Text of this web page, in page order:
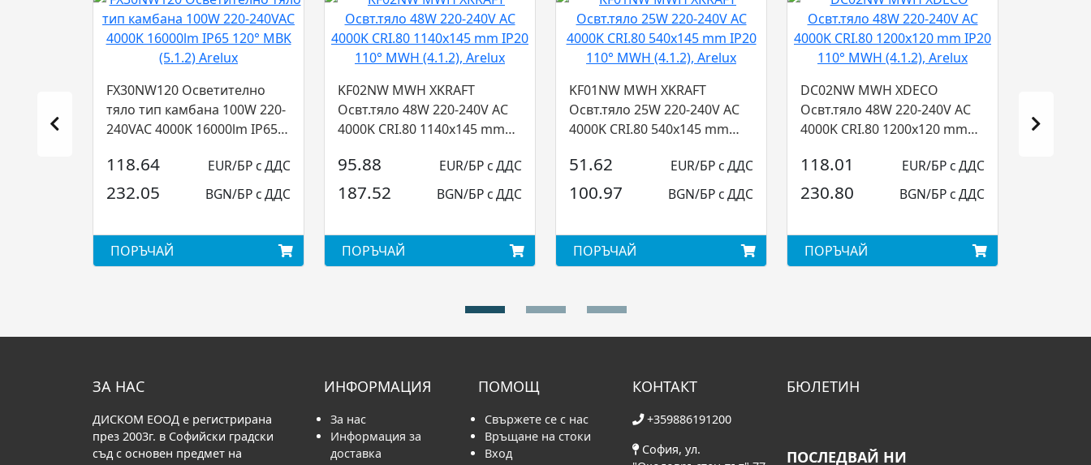
FX30NW120 Осветително
тяло тип камбана 100W 220-
240VAC 4000K 16000lm IP65
118.64 EUR/БР с ДДС
232.05 BGN/БР с ДДС
ПОРЪЧАЙ
KF02NW MWH XKRAFT
Освт.тяло 48W 220-240V AC
4000K CRI.80 1140x145 mm
95.88 EUR/БР с ДДС
187.52 BGN/БР с ДДС
ПОРЪЧАЙ
KF01NW MWH XKRAFT
Освт.тяло 25W 220-240V AC
4000K CRI.80 540x145 mm
51.62 EUR/БР с ДДС
100.97 BGN/БР с ДДС
ПОРЪЧАЙ
DC02NW MWH XDECO
Освт.тяло 48W 220-240V AC
4000K CRI.80 1200x120 mm
118.01 EUR/БР с ДДС
230.80 BGN/БР с ДДС
ПОРЪЧАЙ
ЗА НАС
ДИСКОМ ЕООД е регистрирана
през 2003г. в Софийски градски
съд с основен предмет на
ИНФОРМАЦИЯ
За нас
Информация за
доставка
ПОМОЩ
Свържете се с нас
Връщане на стоки
Вход
КОНТАКТ
+359886191200
София, ул.
БЮЛЕТИН
ПОСЛЕДВАЙ НИ